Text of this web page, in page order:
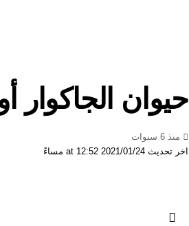
حيوان الجاكوار
اخر تحديث 2021/01/24 at 12:52 مساءً
منذ 6 سنوات